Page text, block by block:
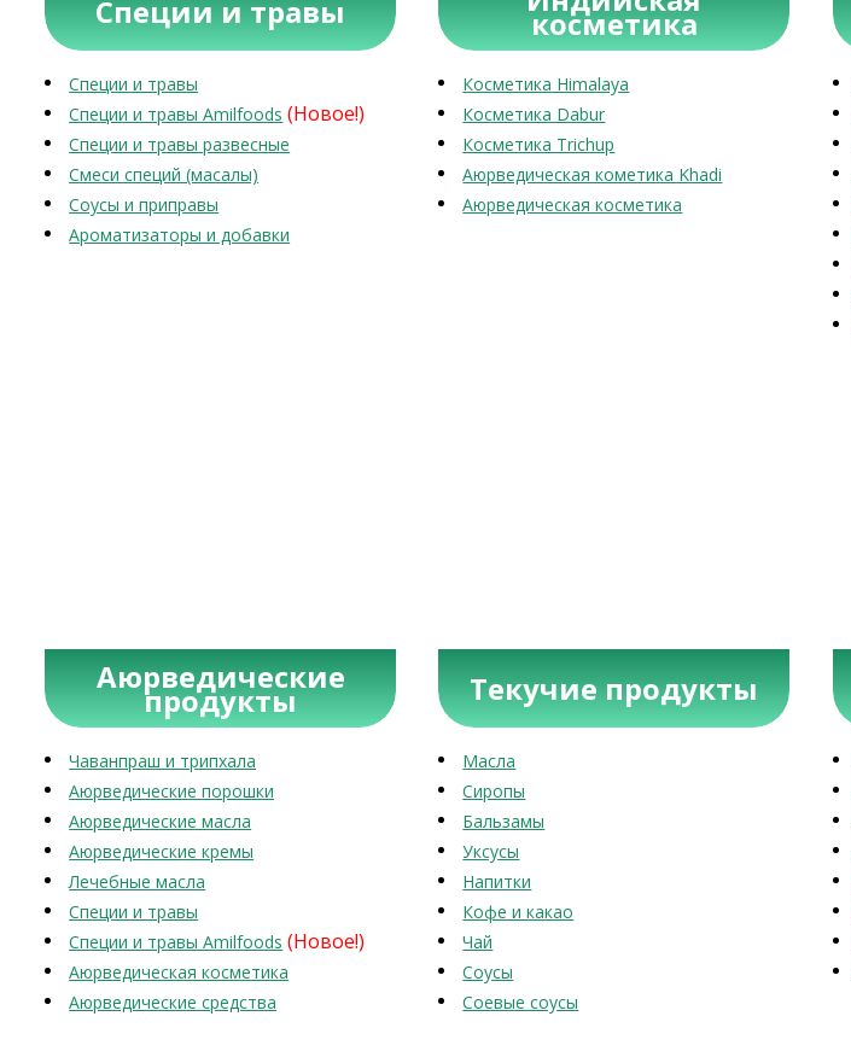
Специи и травы
Специи и травы
Специи и травы Amilfoods (Новое!)
Специи и травы развесные
Смеси специй (масалы)
Соусы и приправы
Ароматизаторы и добавки
косметика
Косметика Himalaya
Косметика Dabur
Косметика Trichup
Аюрведическая кометика Khadi
Аюрведическая косметика
Аюрведические
продукты
Чаванпраш и трипхала
Аюрведические порошки
Аюрведические масла
Аюрведические кремы
Лечебные масла
Специи и травы
Специи и травы Amilfoods (Новое!)
Аюрведическая косметика
Аюрведические средства
Текучие продукты
Масла
Сиропы
Бальзамы
Уксусы
Напитки
Кофе и какао
Чай
Соусы
Соевые соусы